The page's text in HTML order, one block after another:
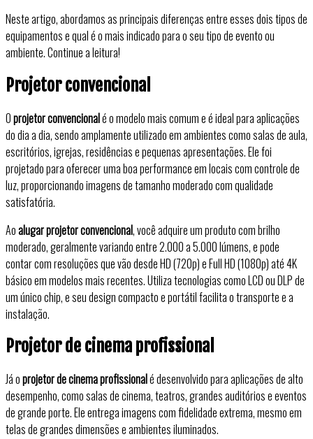
Neste artigo, abordamos as principais diferenças entre esses dois tipos de
equipamentos e qual é o mais indicado para o seu tipo de evento ou
ambiente. Continue a leitura!
Projetor convencional
Oprojetor convencionalé o modelo mais comum e é ideal para aplicações
do dia a dia, sendo amplamente utilizado em ambientes como salas de aula,
escritórios, igrejas, residências e pequenas apresentações. Ele foi
projetado para oferecer uma boa performance em locais com controle de
luz, proporcionando imagens de tamanho moderado com qualidade
satisfatória.
Aoalugar projetor convencional, você adquire um produto com brilho
moderado, geralmente variando entre 2.000 a 5.000 lúmens, e pode
contar com resoluções que vão desde HD (720p) e Full HD (1080p) até 4K
básico em modelos mais recentes. Utiliza tecnologias como LCD ou DLP de
um único chip, e seu design compacto e portátil facilita o transporte e a
instalação.
Projetor de cinema profissional
Já oprojetor de cinema profissionalé desenvolvido para aplicações de alto
desempenho, como salas de cinema, teatros, grandes auditórios e eventos
de grande porte. Ele entrega imagens com fidelidade extrema, mesmo em
telas de grandes dimensões e ambientes iluminados.